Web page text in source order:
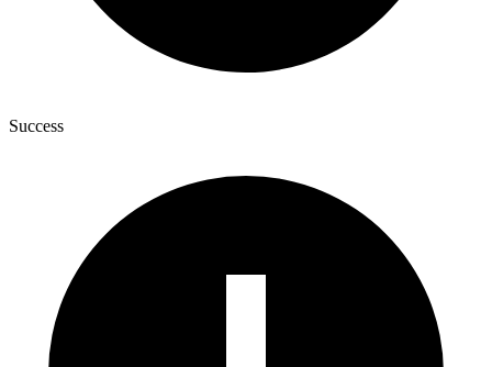
Success